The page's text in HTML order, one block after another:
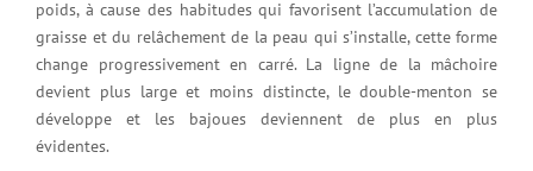
poids, à cause des habitudes qui favorisent l’accumulation de
graisse et du relâchement de la peau qui s’installe, cette forme
change progressivement en carré. La ligne de la mâchoire
devient plus large et moins distincte, le double-menton se
développe et les bajoues deviennent de plus en plus
évidentes.